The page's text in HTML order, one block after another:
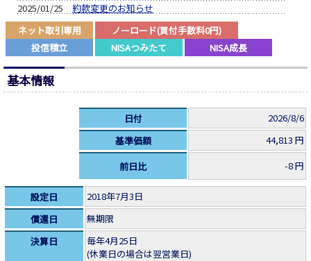
2025/01/25 約款変更のお知らせ
ネット取引専用
ノーロード(買付手数料0円)
投信積立
NISAつみたて NISA成長
基本情報
日付
2026/8/6
基準価額
44,813 円
前日比
-8 円
設定日
2018年7月3日
償還日
無期限
決算日
毎年4月25日
(休業日の場合は翌営業日)